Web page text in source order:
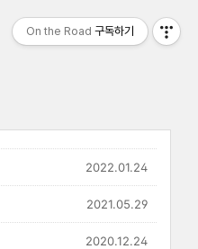
2022.01.24
2021.05.29
2020.12.24
On the Road 구독하기